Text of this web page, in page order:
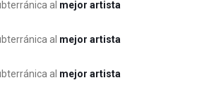
al mejor artista
al mejor artista
al mejor artista